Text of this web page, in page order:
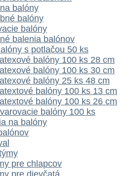
balóny
balóny
balóny
balenia balónov
s potlačou 50 ks
balóny 100 ks 28 cm
balóny 100 ks 30 cm
balóny 25 ks 48 cm
balóny 100 ks 13 cm
balóny 100 ks 26 cm
balóny 100 ks
na balóny
pre chlapcov
pre dievčatá